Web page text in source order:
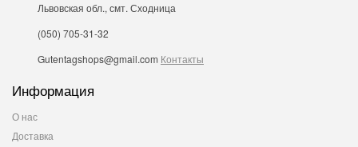
Львовская обл., смт. Сходница
(050) 705-31-32
Gutentagshops@gmail.com Контакты
Информация
О нас
Доставка